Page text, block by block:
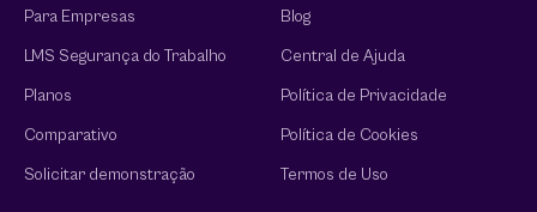
Para Empresas
LMS Segurança do Trabalho
Planos
Comparativo
Solicitar demonstração
Blog
Central de Ajuda
Política de Privacidade
Política de Cookies
Termos de Uso